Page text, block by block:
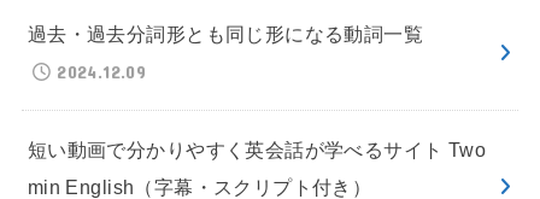
過去・過去分詞形とも同じ形になる動詞一覧
2024.12.09
短い動画で分かりやすく英会話が学べるサイト Two
min English（字幕・スクリプト付き）